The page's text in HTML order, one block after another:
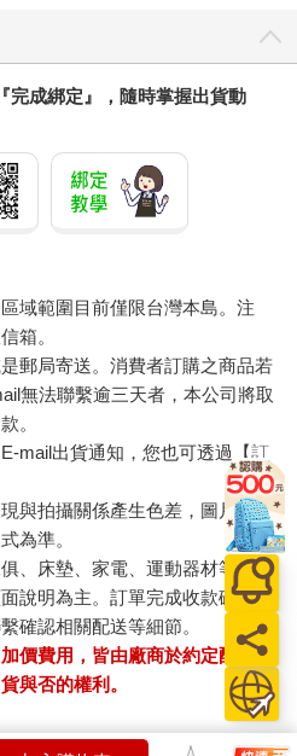
完成綁定』，隨時掌握出貨動
域範圍目前僅限台灣本島。注
箱。
郵局寄送。消費者訂購之商品若
無法聯繫逾三天者，本公司將取
。
mail出貨通知，您也可透過【訂
與拍攝關係產生色差，圖片僅供
為準。
、床墊、家電、運動器材等）及
說明為主。訂單完成收款確認
確認相關配送等細節。
價費用，皆由廠商於約定配送時
與否的權利。